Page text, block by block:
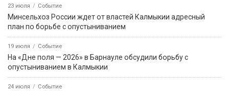
23 июля Событие
Минсельхоз России ждет от властей Калмыкии адресный
план по борьбе с опустыниванием
19 июля Событие
На «Дне поля — 2026» в Барнауле обсудили борьбу с
опустыниванием в Калмыкии
24 июля Событие